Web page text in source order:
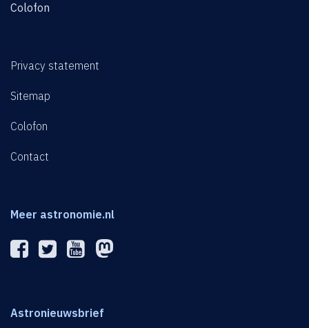
Colofon
Privacy statement
Sitemap
Colofon
Contact
Meer astronomie.nl
Astronieuwsbrief